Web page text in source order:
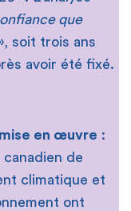
que
soit trois ans
avoir été fixé.
en œuvre :
de
climatique et
ont